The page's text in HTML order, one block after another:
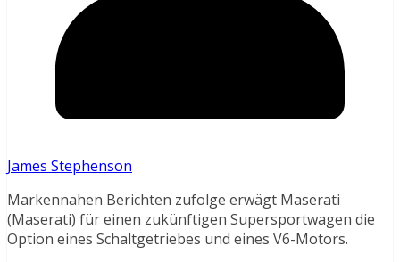
James Stephenson
Markennahen Berichten zufolge erwägt Maserati
(Maserati) für einen zukünftigen Supersportwagen die
Option eines Schaltgetriebes und eines V6-Motors.